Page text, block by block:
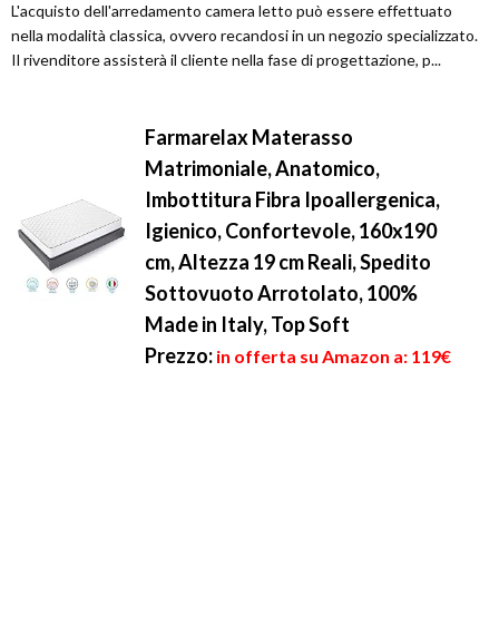
L'acquisto dell'arredamento camera letto può essere effettuato
nella modalità classica, ovvero recandosi in un negozio specializzato.
Il rivenditore assisterà il cliente nella fase di progettazione, p...
Farmarelax Materasso
Matrimoniale, Anatomico,
Imbottitura Fibra Ipoallergenica,
Igienico, Confortevole, 160x190
cm, Altezza 19 cm Reali, Spedito
Sottovuoto Arrotolato, 100%
Made in Italy, Top Soft
Prezzo: in offerta su Amazon a: 119€